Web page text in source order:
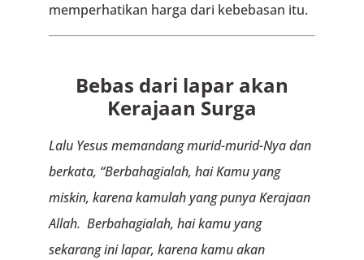
memperhatikan harga dari kebebasan itu.
Bebas dari lapar akan
Kerajaan Surga
Lalu Yesus memandang murid-murid-Nya dan
berkata, “Berbahagialah, hai Kamu yang
miskin, karena kamulah yang punya Kerajaan
Allah. Berbahagialah, hai kamu yang
sekarang ini lapar, karena kamu akan